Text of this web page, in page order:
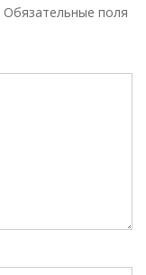
Обязательные поля